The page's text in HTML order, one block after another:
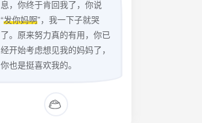
息，你终于肯回我了，你说
“发你妈啊”，我一下子就哭
了。原来努力真的有用，你已
经开始考虑想见我的妈妈了，
你也是挺喜欢我的。